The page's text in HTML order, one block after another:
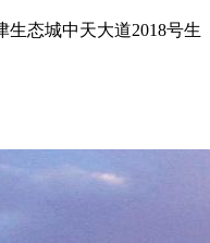
态城中天大道2018号生